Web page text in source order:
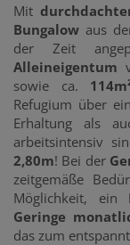
Mit
Bungalow aus
der Zeit
Alleineigentum
sowie ca.
Refugium über
Erhaltung als
arbeitsintensiv
2,80m! Bei der
zeitgemäße
Möglichkeit, ein
Geringe
das zum